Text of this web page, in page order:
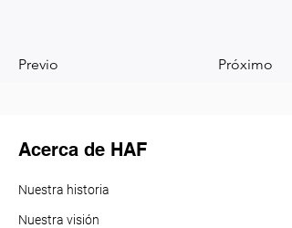
Previo Próximo
Acerca de HAF
Nuestra historia
Nuestra visión